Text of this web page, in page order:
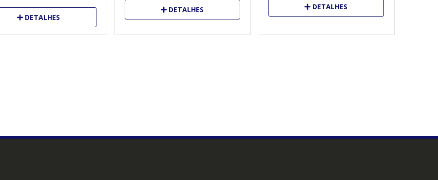
DETALHES
DETALHES DETALHES